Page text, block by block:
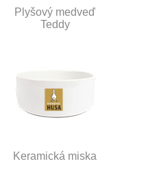
Plyšový medveď
Teddy
Keramická miska